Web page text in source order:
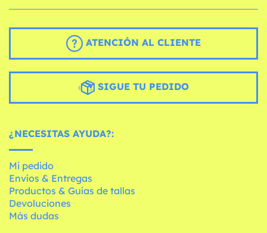
ATENCIÓN AL CLIENTE
SIGUE TU PEDIDO
¿NECESITAS AYUDA?:
Mi pedido
Envíos & Entregas
Productos & Guías de tallas
Devoluciones
Más dudas